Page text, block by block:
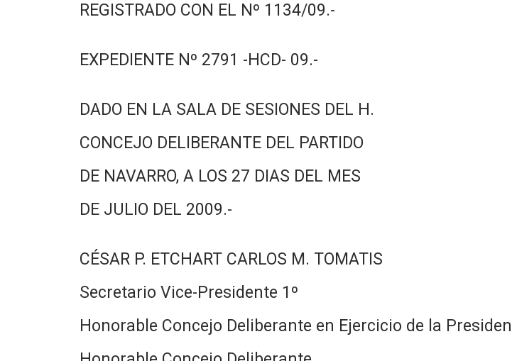
REGISTRADO CON EL Nº 1134/09.-
EXPEDIENTE Nº 2791 -HCD- 09.-
DADO EN LA SALA DE SESIONES DEL H.
CONCEJO DELIBERANTE DEL PARTIDO
DE NAVARRO, A LOS 27 DIAS DEL MES
DE JULIO DEL 2009.-
CÉSAR P. ETCHART CARLOS M. TOMATIS
Secretario Vice-Presidente 1º
Honorable Concejo Deliberante en Ejercicio de la